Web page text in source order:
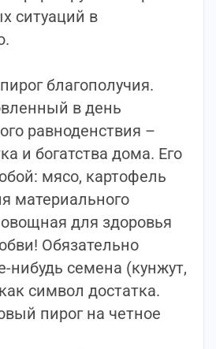
ситуаций в
благополучия.
в день
равноденствия –
и богатства дома. Его
мясо, картофель
материального
для здоровья
Обязательно
нибудь семена (кунжут,
символ достатка.
пирог на четное